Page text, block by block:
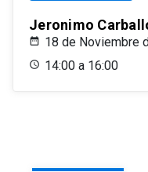
Jeronimo
18 de Noviembre
14:00 a 16:00